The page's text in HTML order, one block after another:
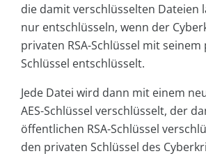
die damit verschlüsselten Dateien
nur entschlüsseln, wenn der
privaten RSA-Schlüssel mit
Schlüssel entschlüsselt.
Jede Datei wird dann mit einem
AES-Schlüssel verschlüsselt, der
öffentlichen RSA-Schlüssel
den privaten Schlüssel des